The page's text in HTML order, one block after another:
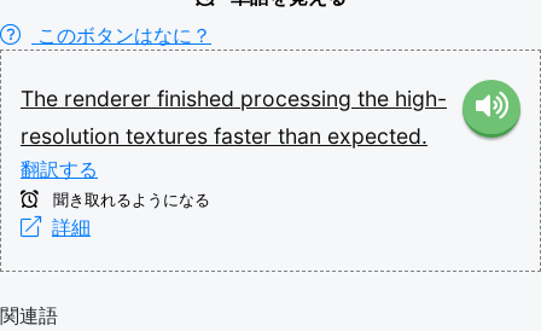
このボタンはなに？
The renderer finished processing the high-
resolution textures faster than expected.
翻訳する
聞き取れるようになる
詳細
関連語